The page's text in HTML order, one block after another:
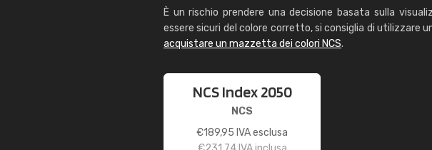
È un rischio prendere una decisione basata sulla
essere sicuri del colore corretto, si consiglia di utilizzare
acquistare un mazzetta dei colori NCS.
NCS Index 2050
NCS
€189,95 IVA esclusa